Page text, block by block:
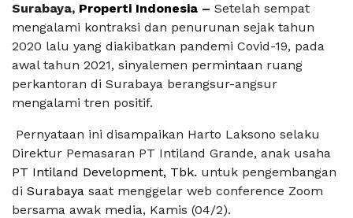
Surabaya, Properti Indonesia – Setelah sempat
mengalami kontraksi dan penurunan sejak tahun
2020 lalu yang diakibatkan pandemi Covid-19, pada
awal tahun 2021, sinyalemen permintaan ruang
perkantoran di Surabaya berangsur-angsur
mengalami tren positif.
Pernyataan ini disampaikan Harto Laksono selaku
Direktur Pemasaran PT Intiland Grande, anak usaha
PT Intiland Development, Tbk. untuk pengembangan
di Surabaya saat menggelar web conference Zoom
bersama awak media, Kamis (04/2).